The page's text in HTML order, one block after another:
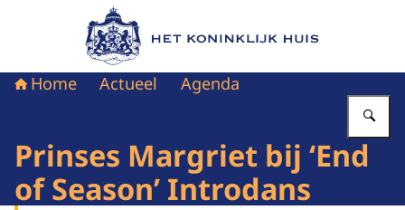
Naar de homepage van Het Koninklijk Huis
Home Actueel Agenda
Prinses Margriet bij ‘End
of Season’ Introdans